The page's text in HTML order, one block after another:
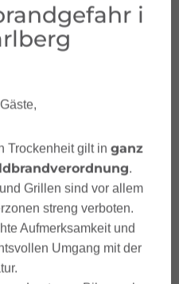
geben & Urla
wichtig – Feedback
unvergessliche
gewinnen.
i
Trockenheit gilt in ganz
.
Grillen sind vor allem
streng verboten.
Aufmerksamkeit und
Umgang mit der